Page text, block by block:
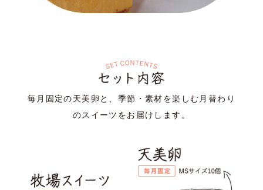
毎月固定の天美卵と、季節・素材を楽しむ月替わり
のスイーツをお届けします。